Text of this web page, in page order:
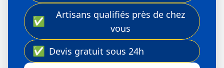
✅
Artisans qualifiés près de chez
vous
✅ Devis gratuit sous 24h